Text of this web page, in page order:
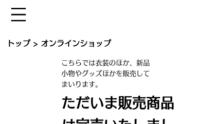
トップ> オンラインショップ
こちらでは衣装のほか、新品
小物やグッズほかを販売して
まいります。
​ただいま販売商品